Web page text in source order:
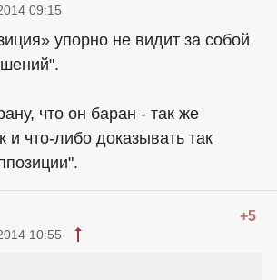
09:15
упорно не видит за собой
что он баран - так же
и что-либо доказывать так
+5
10:55